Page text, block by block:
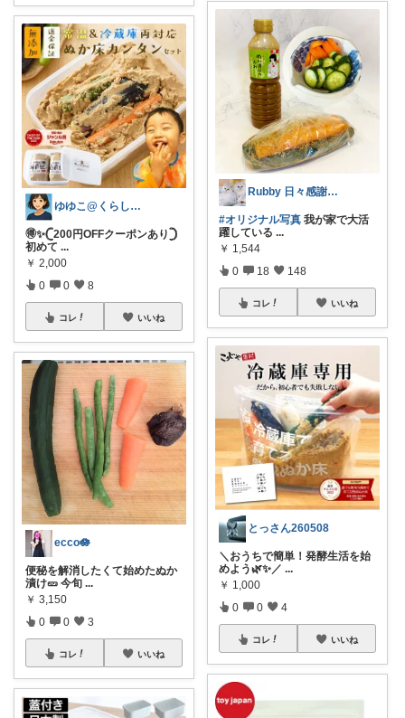
ゆゆこ@くらしを楽に便利に✨
🉐✨𓊆200円OFFクーポンあり𓊇
初めて ...
￥ 2,000
0 0 8
コレ いいね
ecco🪷
便秘を解消したくて始めたぬか
漬け🥒 今旬 ...
￥ 3,150
0 0 3
コレ いいね
Rubby 日々感謝です✨
#オリジナル写真 我が家で大活
躍している ...
￥ 1,544
0 18 148
コレ いいね
とっさん260508
＼おうちで簡単！発酵生活を始
めよう🌿✨／ ...
￥ 1,000
0 0 4
コレ いいね